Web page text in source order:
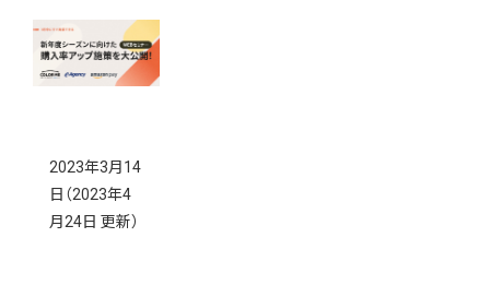
2023年3月14
日 （2023年4
月24日 更新）